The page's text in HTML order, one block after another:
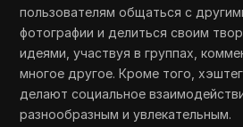
пользователям общаться с
фотографии и делиться своим
идеями, участвуя в группах,
многое другое. Кроме того,
делают социальное
разнообразным и увлекательным.